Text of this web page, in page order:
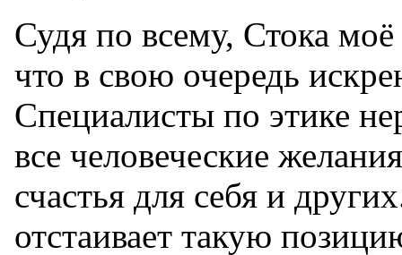
Судя по всему, Стока
что в свою очередь
Специалисты по этике
все человеческие
счастья для себя и
отстаивает такую